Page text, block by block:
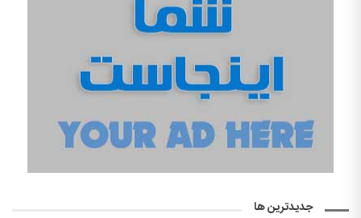
جدیدترین ها